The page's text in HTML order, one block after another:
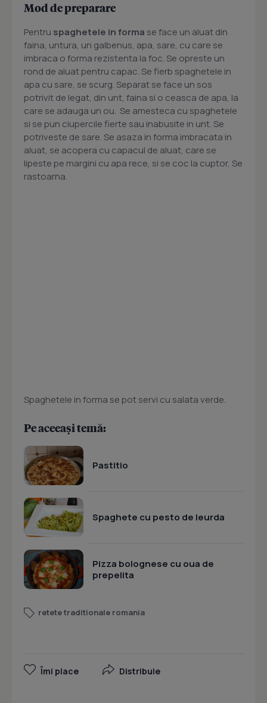
Mod de preparare
Pentru spaghetele in forma se face un aluat din
faina, untura, un galbenus, apa, sare, cu care se
imbraca o forma rezistenta la foc. Se opreste un
rond de aluat pentru capac. Se fierb spaghetele in
apa cu sare, se scurg. Separat se face un sos
potrivit de legat, din unt, faina si o ceasca de apa, la
care se adauga un ou. Se amesteca cu spaghetele
si se pun ciupercile fierte sau inabusite in unt. Se
potriveste de sare. Se asaza in forma imbracata in
aluat, se acopera cu capacul de aluat, care se
lipeste pe margini cu apa rece, si se coc la cuptor, Se
rastoarna.
Spaghetele in forma se pot servi cu salata verde.
Pe aceeași temă:
Pastitio
Spaghete cu pesto de leurda
Pizza bolognese cu oua de
prepelita
retete traditionale romania
Îmi place Distribuie